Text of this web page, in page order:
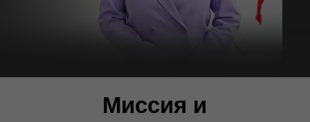
Миссия и